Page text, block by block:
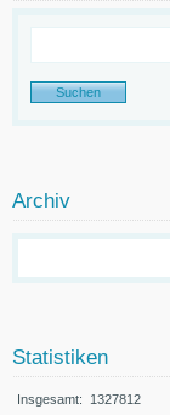
Archiv
Statistiken
Insgesamt: 1327812